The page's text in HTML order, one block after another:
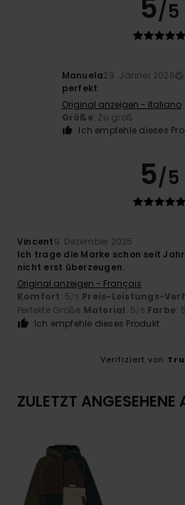
5/5
Manuela29. Jänner 2026
perfekt
Original anzeigen - Italiano
Größe: Zu groß
Ich empfehle dieses
5/5
Vincent9. Dezember 2025
Ich trage die Marke schon seit
nicht erst überzeugen.
Original anzeigen - Français
Komfort: 5/5 Preis-Leistungs-
Perfekte Größe Material: 5/5 Farbe: 5
Ich empfehle dieses Produkt
Verifiziert von
ZULETZT ANGESEHENE